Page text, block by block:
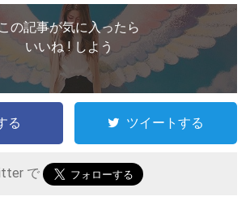
この記事が気に入ったら
いいね ! しよう
る ツイートする
で